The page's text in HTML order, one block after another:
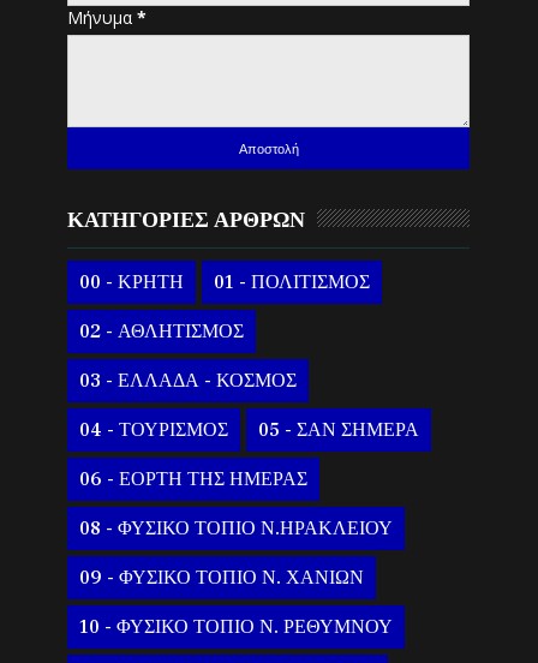
Μήνυμα*
ΚΑΤΗΓΟΡΙΕΣ ΑΡΘΡΩΝ
00 - ΚΡΗΤΗ 01 - ΠΟΛΙΤΙΣΜΟΣ
02 - ΑΘΛΗΤΙΣΜΟΣ
03 - ΕΛΛΑΔΑ - ΚΟΣΜΟΣ
04 - ΤΟΥΡΙΣΜΟΣ 05 - ΣΑΝ ΣΗΜΕΡΑ
06 - ΕΟΡΤΗ ΤΗΣ ΗΜΕΡΑΣ
08 - ΦΥΣΙΚΟ ΤΟΠΙΟ Ν.ΗΡΑΚΛΕΙΟΥ
09 - ΦΥΣΙΚΟ ΤΟΠΙΟ Ν. ΧΑΝΙΩΝ
10 - ΦΥΣΙΚΟ ΤΟΠΙΟ Ν. ΡΕΘΥΜΝΟΥ